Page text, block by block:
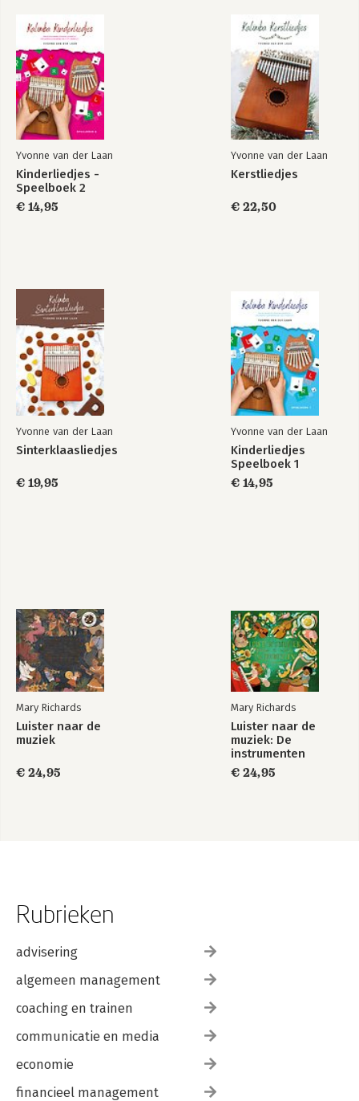
29 De krijgers
staan op wacht! 74
30 Koning Toet 77
31 Een oude dikke leeuw 80
32 Mooie oude stoomtrein 83
33 De spinnenpoten-boogie 86
34 Ik ben een kapitein 88
35 Spring spring 89
Yvonne van der Laan
Kinderliedjes -
Speelboek 2
€ 14,95
Yvonne van der Laan
Kerstliedjes
€ 22,50
Yvonne van der Laan
Sinterklaasliedjes
€ 19,95
Yvonne van der Laan
Kinderliedjes
Speelboek 1
€ 14,95
Mary Richards
Luister naar de
muziek
€ 24,95
Mary Richards
Luister naar de
muziek: De
instrumenten
€ 24,95
Rubrieken
advisering
algemeen management
coaching en trainen
communicatie en media
economie
financieel management